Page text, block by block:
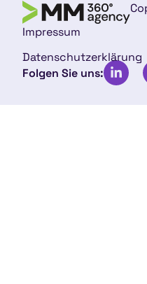
Impressum
Datenschutzerklärung
Folgen Sie uns: